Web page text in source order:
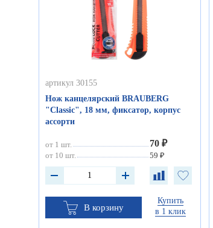
артикул 30155
Нож канцелярский BRAUBERG
"Classic", 18 мм, фиксатор, корпус
ассорти
от 1 шт. 70 ₽
от 10 шт. 59 ₽
В корзину
Купить
в 1 клик